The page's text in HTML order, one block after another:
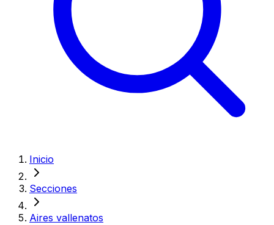
Inicio
Secciones
Aires vallenatos